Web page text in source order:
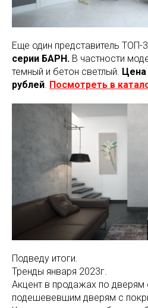
Еще один представитель ТОП-
серии БАРН. В частности
темный и бетон светлый. Цена
рублей. Посмотреть в
Подведу итоги.
Тренды января 2023г.
Акцент в продажах по дверям
подешевевшим дверям с